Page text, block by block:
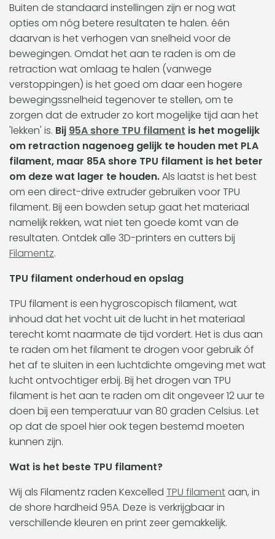
Buiten de standaard instellingen zijn er nog wat
opties om nóg betere resultaten te halen. één
daarvan is het verhogen van snelheid voor de
bewegingen. Omdat het aan te raden is om de
retraction wat omlaag te halen (vanwege
verstoppingen) is het goed om daar een hogere
bewegingssnelheid tegenover te stellen, om te
zorgen dat de extruder zo kort mogelijke tijd aan het
'lekken' is. Bij 95A shore TPU filament is het mogelijk
om retraction nagenoeg gelijk te houden met PLA
filament, maar 85A shore TPU filament is het beter
om deze wat lager te houden.Als laatst is het best
om een direct-drive extruder gebruiken voor TPU
filament. Bij een bowden setup gaat het materiaal
namelijk rekken, wat niet ten goede komt van de
resultaten. Ontdek alle 3D-printers en cutters bij
Filamentz.
TPU filament onderhoud en opslag
TPU filament is een hygroscopisch filament, wat
inhoud dat het vocht uit de lucht in het materiaal
terecht komt naarmate de tijd vordert. Het is dus aan
te raden om het filament te drogen voor gebruik óf
het af te sluiten in een luchtdichte omgeving met wat
lucht ontvochtiger erbij. Bij het drogen van TPU
filament is het aan te raden om dit ongeveer 12 uur te
doen bij een temperatuur van 80 graden Celsius. Let
op dat de spoel hier ook tegen bestemd moeten
kunnen zijn.
Wat is het beste TPU filament?
Wij als Filamentz raden Kexcelled TPU filamentaan, in
de shore hardheid 95A. Deze is verkrijgbaar in
verschillende kleuren en print zeer gemakkelijk.